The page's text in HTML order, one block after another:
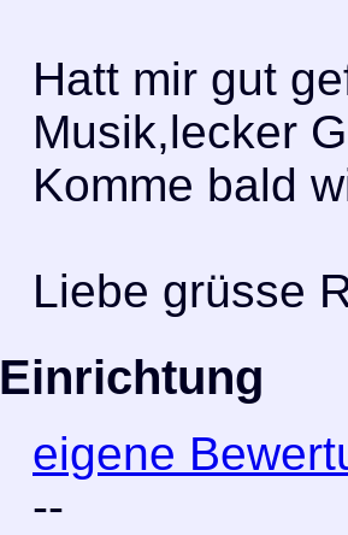
Hatt mir gut
Musik,lecker
Komme bald
Liebe grüsse
Einrichtung
eigene
--